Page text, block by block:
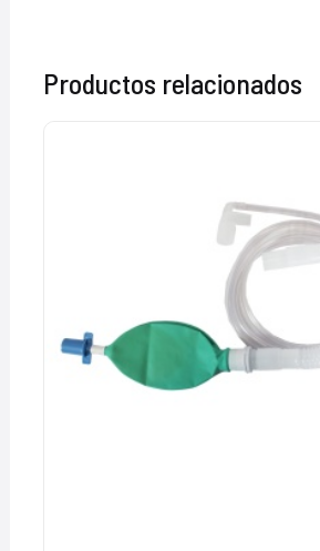
Productos relacionados